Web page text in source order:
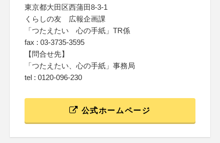
東京都大田区西蒲田8-3-1
くらしの友 広報企画課
「つたえたい 心の手紙」TR係
fax : 03-3735-3595
【問合せ先】
「つたえたい、心の手紙」事務局
tel : 0120-096-230
公式ホームページ